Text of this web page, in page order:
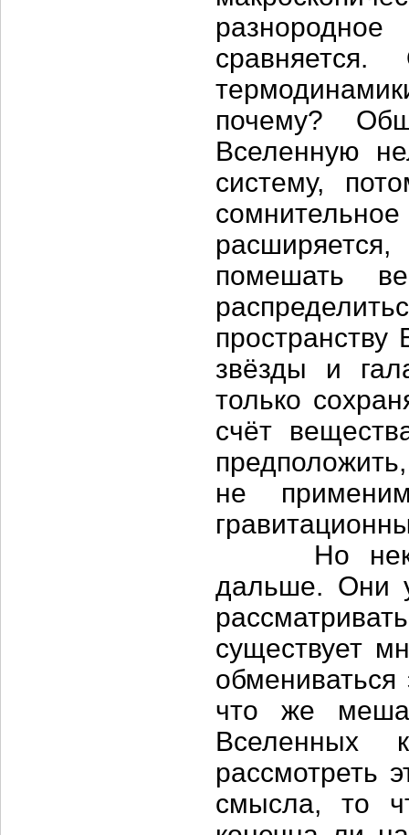
почему?
Вселенную
систему,
помешать
звёзды и
только
счёт
не
Но
дальше. Они
существует
что же
Вселенных
рассмотреть
смысла, то